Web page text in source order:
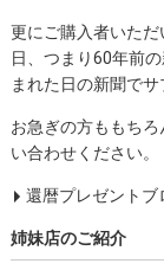
更にご購入者いた
日、つまり60年前
まれた日の新聞でサ
お急ぎの方ももち
い合わせください。
還暦プレゼントブ
姉妹店のご紹介